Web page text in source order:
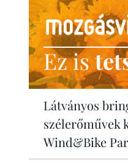
Ez is
Látványos
szélerőművek
Wind&Bike